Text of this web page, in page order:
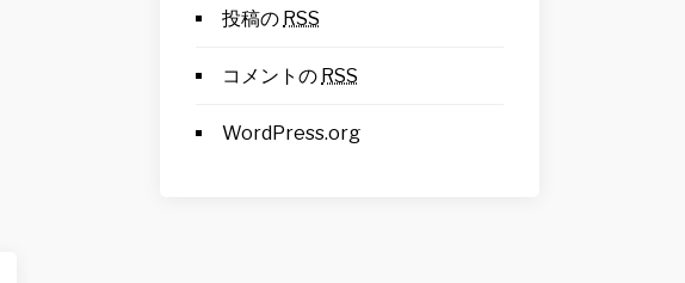
投稿の RSS
コメントの RSS
WordPress.org